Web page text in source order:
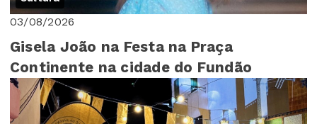
03/08/2026
Gisela João na Festa na Praça
Continente na cidade do Fundão